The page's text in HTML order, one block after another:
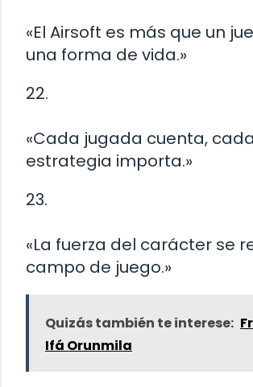
«El Airsoft es más que un
una forma de vida.»
22.
«Cada jugada cuenta, cada
estrategia importa.»
23.
«La fuerza del carácter se
campo de juego.»
Quizás también te interese:
Ifá Orunmila